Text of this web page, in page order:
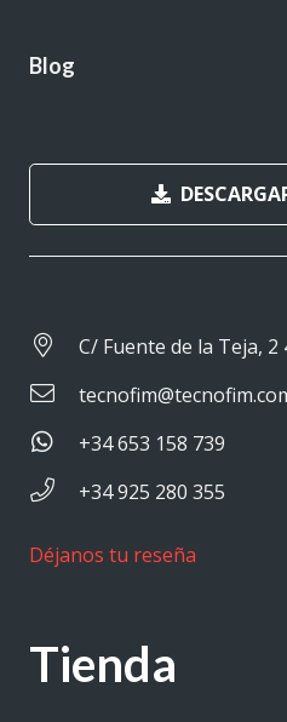
Blog
C/ Fuente de la Teja, 2
+34 653 158 739
+34 925 280 355
Déjanos tu reseña
Tienda